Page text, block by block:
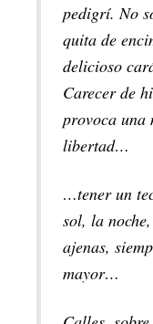
pedigrí. No
quita de
delicioso
Carecer de
provoca una
libertad…
…tener un
sol, la
ajenas,
mayor…